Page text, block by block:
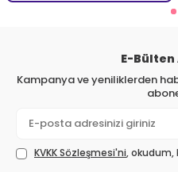
E-
Kampanya ve yeniliklerden
KVKK Sözleşmesi'ni, okudum,